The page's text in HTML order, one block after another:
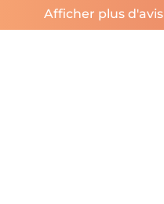
Afficher plus d'avis